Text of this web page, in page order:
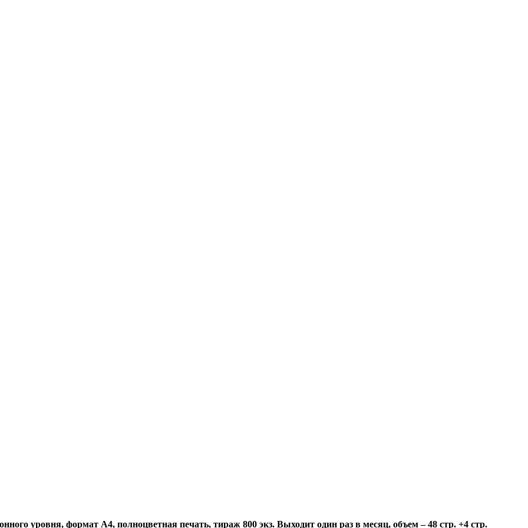
уровня, формат А4, полноцветная печать, тираж 800 экз. Выходит один раз в месяц, объем – 48 стр. +4 стр.